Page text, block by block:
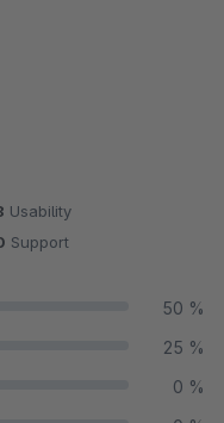
stars
Usability
Support
50 %
25 %
0 %